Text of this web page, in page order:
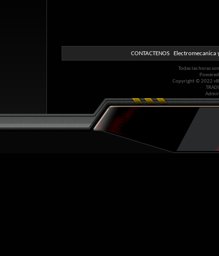
CONTACTENOS Electromecanica
Todas las horas
Copyright © 2022